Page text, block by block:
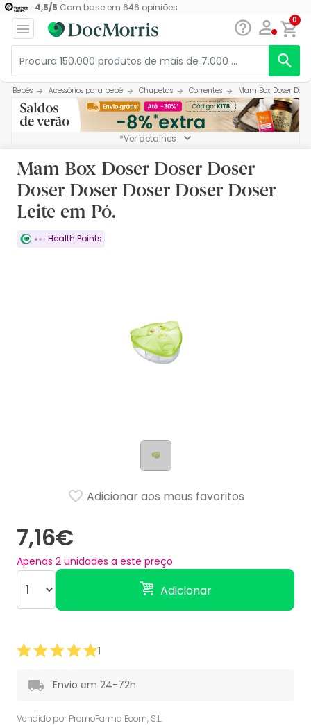
4,5/5 Com base em 646 opiniões
0
Bebés Acessórios para bebé Chupetas Correntes Mam Box Doser
*Ver detalhes
Mam Box Doser Doser Doser
Doser Doser Doser Doser Doser
Leite em Pó.
Health Points
7,16€
Apenas 2 unidades a este preço
Adicionar
Adicionar aos meus favoritos
1
Envio em 24-72h
Vendido por PromoFarma Ecom, S.L.